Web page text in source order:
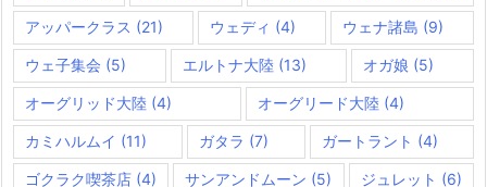
アッパークラス (21) ウェディ (4) ウェナ諸島 (9)
ウェ子集会 (5) エルトナ大陸 (13) オガ娘 (5)
オーグリッド大陸 (4) オーグリード大陸 (4)
カミハルムイ (11) ガタラ (7) ガートラント (4)
ゴクラク喫茶店 (4) サンアンドムーン (5) ジュレット (6)